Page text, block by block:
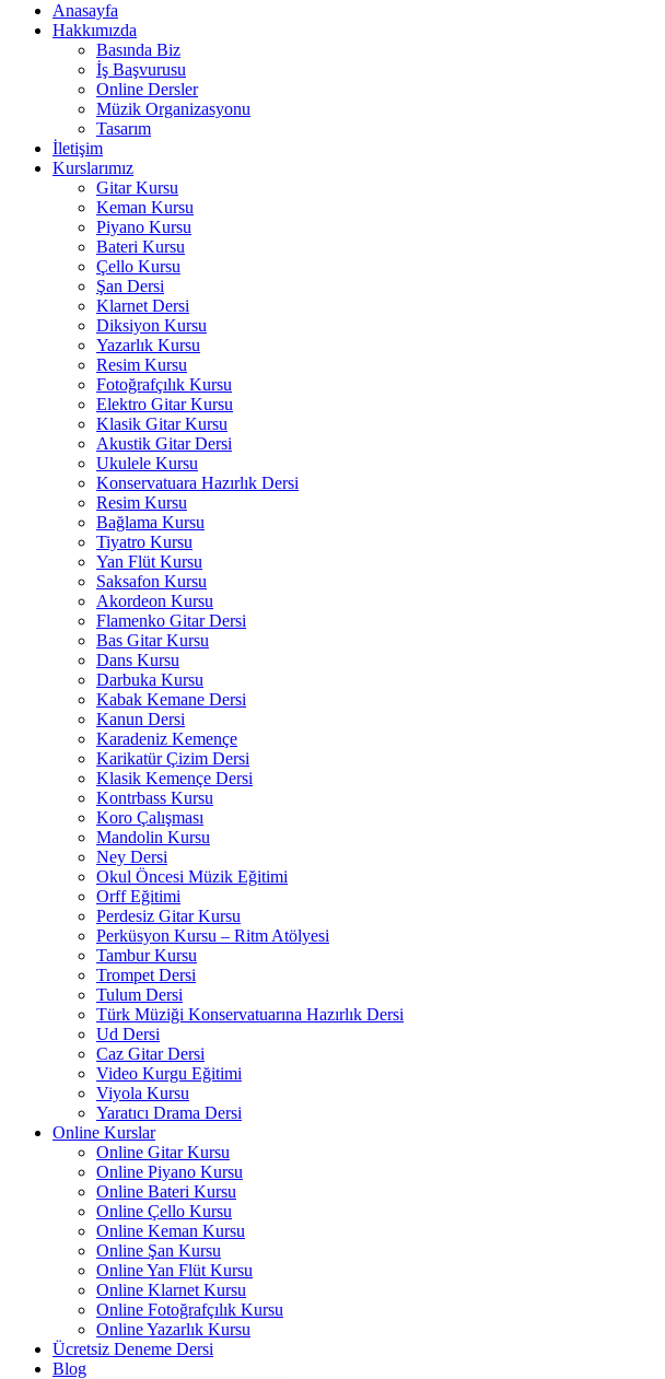
Anasayfa
Hakkımızda
Basında Biz
İş Başvurusu
Online Dersler
Müzik Organizasyonu
Tasarım
İletişim
Kurslarımız
Gitar Kursu
Keman Kursu
Piyano Kursu
Bateri Kursu
Çello Kursu
Şan Dersi
Klarnet Dersi
Diksiyon Kursu
Yazarlık Kursu
Resim Kursu
Fotoğrafçılık Kursu
Elektro Gitar Kursu
Klasik Gitar Kursu
Akustik Gitar Dersi
Ukulele Kursu
Konservatuara Hazırlık Dersi
Resim Kursu
Bağlama Kursu
Tiyatro Kursu
Yan Flüt Kursu
Saksafon Kursu
Akordeon Kursu
Flamenko Gitar Dersi
Bas Gitar Kursu
Dans Kursu
Darbuka Kursu
Kabak Kemane Dersi
Kanun Dersi
Karadeniz Kemençe
Karikatür Çizim Dersi
Klasik Kemençe Dersi
Kontrbass Kursu
Koro Çalışması
Mandolin Kursu
Ney Dersi
Okul Öncesi Müzik Eğitimi
Orff Eğitimi
Perdesiz Gitar Kursu
Perküsyon Kursu – Ritm Atölyesi
Tambur Kursu
Trompet Dersi
Tulum Dersi
Türk Müziği Konservatuarına Hazırlık Dersi
Ud Dersi
Caz Gitar Dersi
Video Kurgu Eğitimi
Viyola Kursu
Yaratıcı Drama Dersi
Online Kurslar
Online Gitar Kursu
Online Piyano Kursu
Online Bateri Kursu
Online Çello Kursu
Online Keman Kursu
Online Şan Kursu
Online Yan Flüt Kursu
Online Klarnet Kursu
Online Fotoğrafçılık Kursu
Online Yazarlık Kursu
Ücretsiz Deneme Dersi
Blog